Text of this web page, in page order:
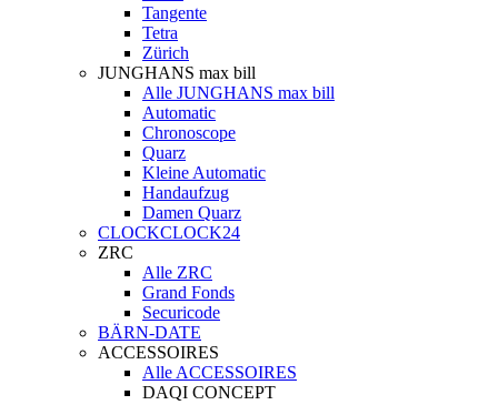
Tangente
Tetra
Zürich
JUNGHANS max bill
Alle JUNGHANS max bill
Automatic
Chronoscope
Quarz
Kleine Automatic
Handaufzug
Damen Quarz
CLOCKCLOCK24
ZRC
Alle ZRC
Grand Fonds
Securicode
BÄRN-DATE
ACCESSOIRES
Alle ACCESSOIRES
DAQI CONCEPT